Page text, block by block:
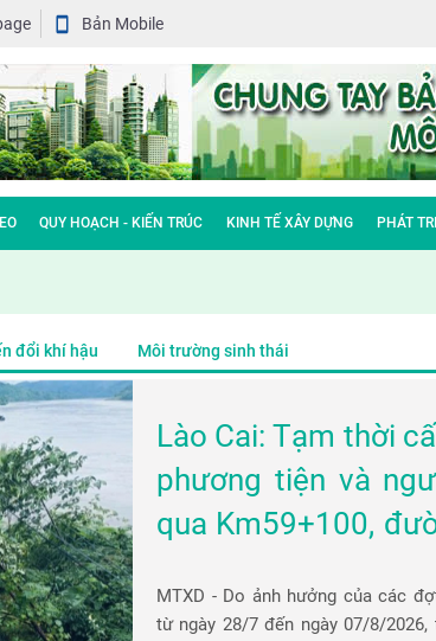
Bản Mobile
QUY HOẠCH - KIẾN TRÚC KINH TẾ XÂY DỰNG PHÁT
đổi khí hậu Môi trường sinh thái
Lào Cai: Tạm thời
phương tiện và
qua Km59+100,
MTXD - Do ảnh hưởng của các
từ ngày 28/7 đến ngày 07/8/2026,